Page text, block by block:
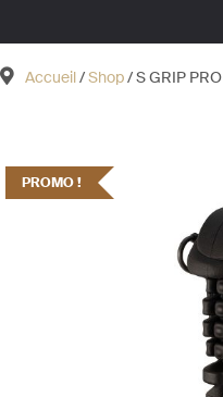
Accueil/Shop/ S GRIP PRO
PROMO !